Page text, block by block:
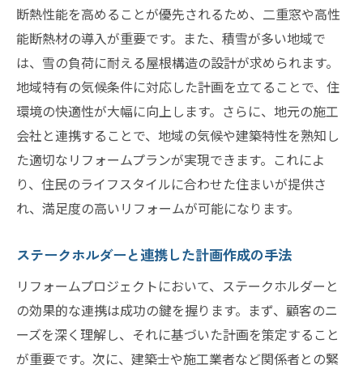
断熱性能を高めることが優先されるため、二重窓や高性
能断熱材の導入が重要です。また、積雪が多い地域で
は、雪の負荷に耐える屋根構造の設計が求められます。
地域特有の気候条件に対応した計画を立てることで、住
環境の快適性が大幅に向上します。さらに、地元の施工
会社と連携することで、地域の気候や建築特性を熟知し
た適切なリフォームプランが実現できます。これによ
り、住民のライフスタイルに合わせた住まいが提供さ
れ、満足度の高いリフォームが可能になります。
ステークホルダーと連携した計画作成の手法
リフォームプロジェクトにおいて、ステークホルダーと
の効果的な連携は成功の鍵を握ります。まず、顧客のニ
ーズを深く理解し、それに基づいた計画を策定すること
が重要です。次に、建築士や施工業者など関係者との緊